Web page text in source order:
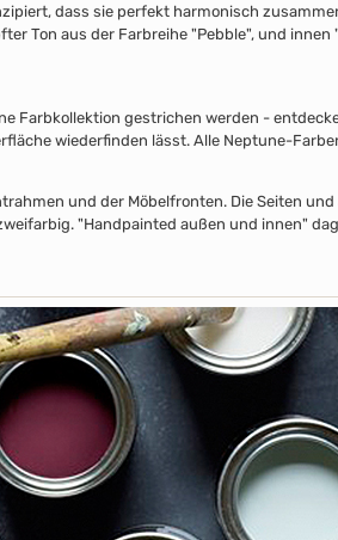
dass sie perfekt harmonisch
Ton aus der Farbreihe "Pebble", und
Farbkollektion gestrichen werden -
wiederfinden lässt. Alle Neptune-
und der Möbelfronten. Die Seiten
"Handpainted außen und innen"